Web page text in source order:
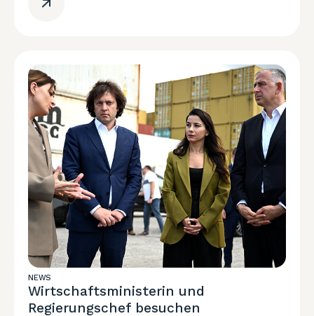
NEWS
Wirtschaftsministerin und
Regierungschef besuchen